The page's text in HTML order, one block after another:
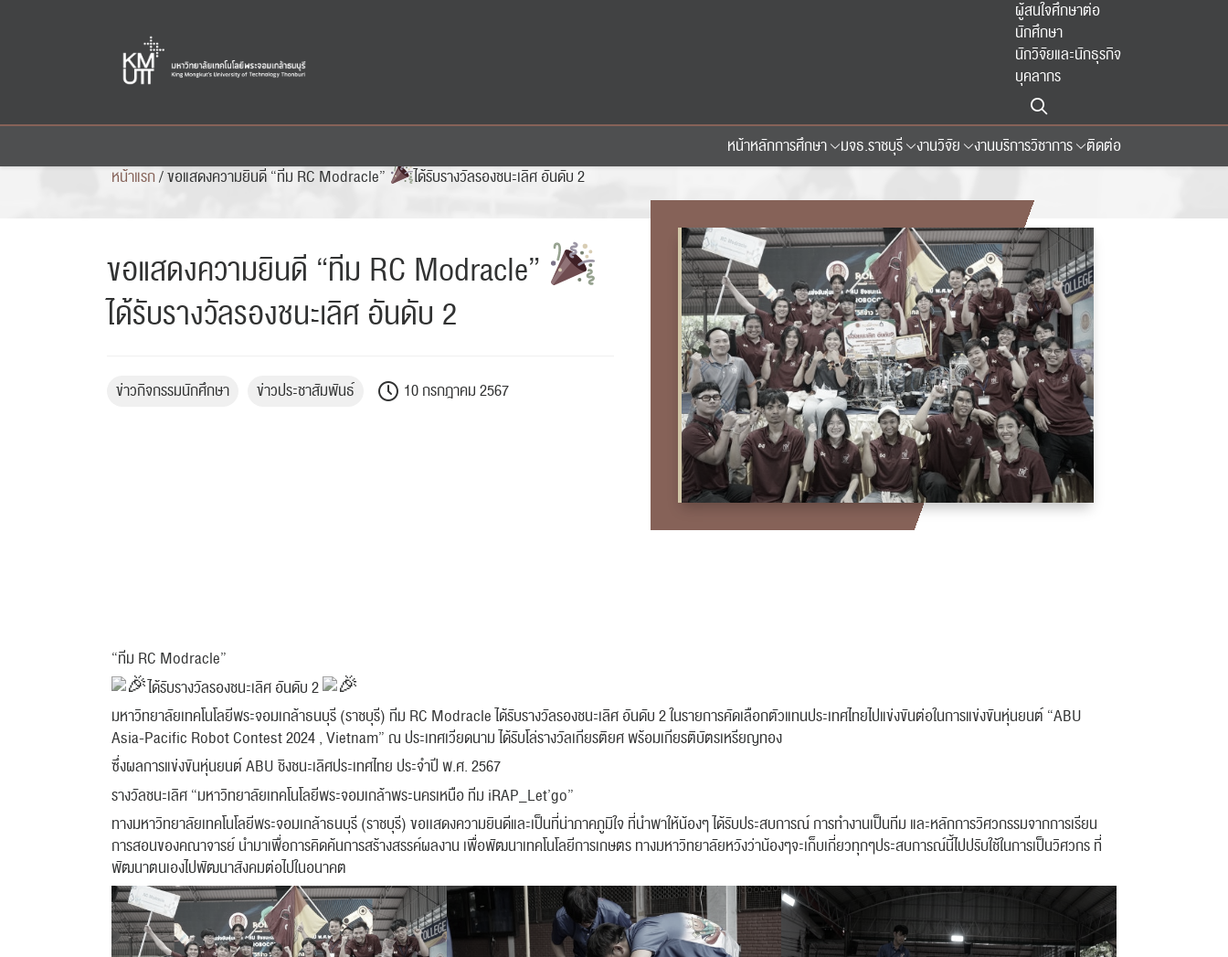
ผู้สนใจศึกษาต่อ
นักศึกษา
นักวิจัยและนักธุรกิจ
บุคลากร
หน้าหลักการศึกษา มจธ.ราชบุรี งานวิจัย งานบริการวิชาการ ติดต่อ
หน้าแรก/ขอแสดงความยินดี “ทีม RC Modracle” ได้รับรางวัลรองชนะเลิศ อันดับ 2
ขอแสดงความยินดี “ทีม RC Modracle”
ได้รับรางวัลรองชนะเลิศ อันดับ 2
ข่าวกิจกรรมนักศึกษา ข่าวประชาสัมพันธ์ 10 กรกฎาคม 2567
“ทีม RC Modracle”
ได้รับรางวัลรองชนะเลิศ อันดับ 2
มหาวิทยาลัยเทคโนโลยีพระจอมเกล้าธนบุรี (ราชบุรี) ทีม RC Modracle ได้รับรางวัลรองชนะเลิศ อันดับ 2 ในรายการคัดเลือกตัวแทนประเทศไทยไปแข่งขันต่อในการแข่งขันหุ่นยนต์ “ABU
Asia-Pacific Robot Contest 2024 , Vietnam” ณ ประเทศเวียดนาม ได้รับโล่รางวัลเกียรติยศ พร้อมเกียรติบัตรเหรียญทอง
ซึ่งผลการแข่งขันหุ่นยนต์ ABU ชิงชนะเลิศประเทศไทย ประจำปี พ.ศ. 2567
รางวัลชนะเลิศ “มหาวิทยาลัยเทคโนโลยีพระจอมเกล้าพระนครเหนือ ทีม iRAP_Let’go”
ทางมหาวิทยาลัยเทคโนโลยีพระจอมเกล้าธนบุรี (ราชบุรี) ขอเเสดงความยินดีและเป็นที่น่าภาคภูมิใจ ที่นำพาให้น้องๆ ได้รับประสบการณ์ การทำงานเป็นทีม และหลักการวิศวกรรมจากการเรียน
การสอนของคณาจารย์ นำมาเพื่อการคิดค้นการสร้างสรรค์ผลงาน เพื่อพัฒนาเทคโนโลยีการเกษตร ทางมหาวิทยาลัยหวังว่าน้องๆจะเก็บเกี่ยวทุกๆประสบการณ์นี้ไปปรับใช้ในการเป็นวิศวกร ที่
พัฒนาตนเองไปพัฒนาสังคมต่อไปในอนาคต